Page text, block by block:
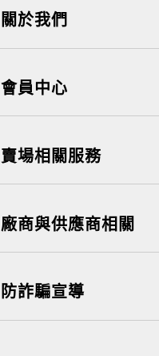
關於我們
會員中心
賣場相關服務
廠商與供應商相關
防詐騙宣導